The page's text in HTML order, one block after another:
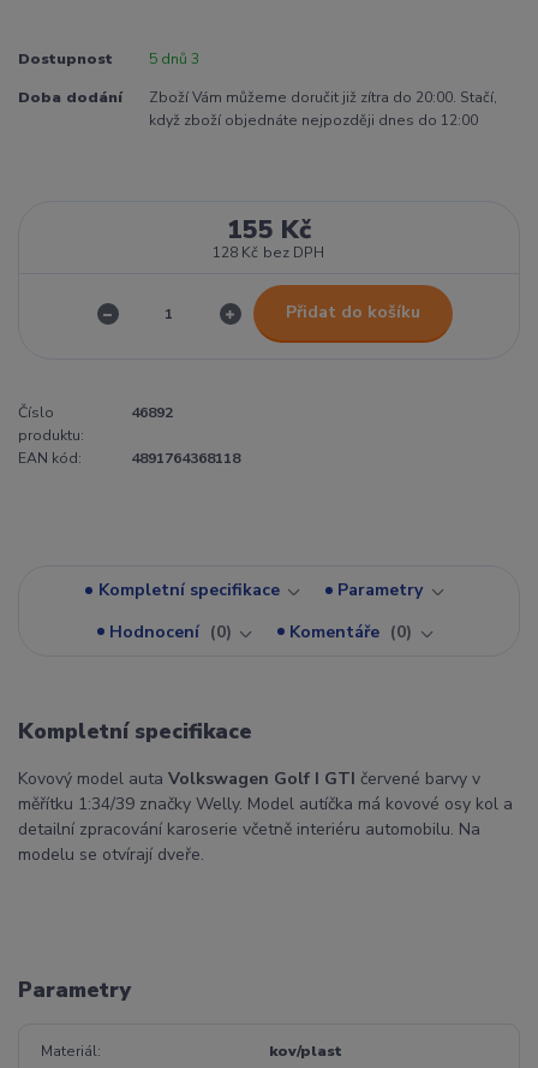
Dostupnost 5 dnů 3
Doba dodání
Zboží Vám můžeme doručit již zítra do 20:00. Stačí,
když zboží objednáte nejpozději dnes do 12:00
155 Kč
128 Kč bez DPH
Přidat do košíku
Číslo
produktu:
46892
EAN kód: 4891764368118
Kompletní specifikace
Parametry
Hodnocení
0 Komentáře 0
Kompletní specifikace
Kovový model auta Volkswagen Golf I GTI červené barvy v
měřítku 1:34/39 značky Welly. Model autíčka má kovové osy kol a
detailní zpracování karoserie včetně interiéru automobilu. Na
modelu se otvírají dveře.
Parametry
Materiál kov/plast